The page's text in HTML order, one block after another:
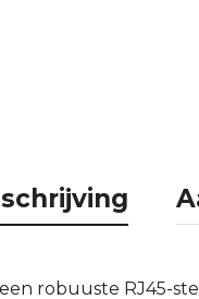
robuuste RJ45-